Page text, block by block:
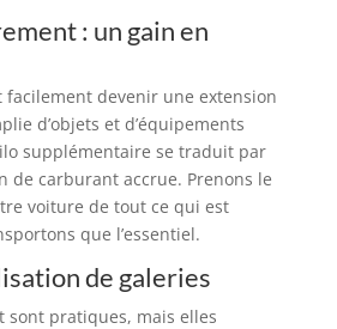
: un gain en
devenir une extension
d’objets et d’équipements
supplémentaire se traduit par
de carburant accrue. Prenons le
voiture de tout ce qui est
que l’essentiel.
de galeries
sont pratiques, mais elles